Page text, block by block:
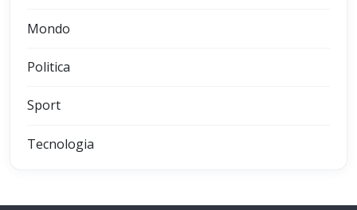
Mondo
Politica
Sport
Tecnologia